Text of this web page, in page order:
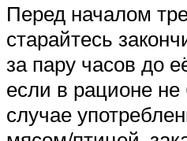
Перед началом
старайтесь
за пару часов до
если в рационе
случае